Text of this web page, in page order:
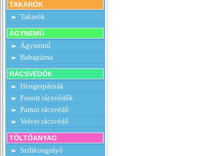
TAKARÓK
Takarók
ÁGYNEMŰ
Ágynemű
Babapárna
RÁCSVÉDŐK
Hengerpárnák
Fonott rácsvédők
Pamut rácsvédő
Velvet rácsvédő
TÖLTŐANYAG
Szilikongolyó